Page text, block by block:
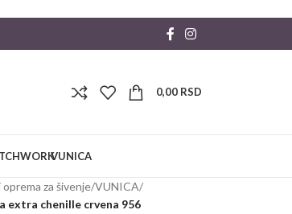
0,00 RSD
VUNICA
za šivenje/VUNICA/
extra chenille crvena 956